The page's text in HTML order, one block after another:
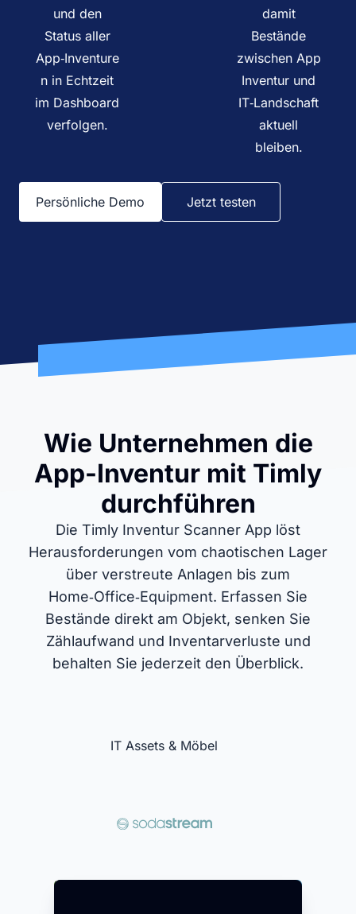
und den
Status aller
App‑Inventure
n in Echtzeit
im Dashboard
verfolgen.
damit
Bestände
zwischen App
Inventur und
IT‑Landschaft
aktuell
bleiben.
Persönliche Demo Jetzt testen
Wie Unternehmen die
App-Inventur mit Timly
durchführen
Die Timly Inventur Scanner App löst
Herausforderungen vom chaotischen Lager
über verstreute Anlagen bis zum
Home‑Office‑Equipment. Erfassen Sie
Bestände direkt am Objekt, senken Sie
Zählaufwand und Inventarverluste und
behalten Sie jederzeit den Überblick.
IT Assets & Möbel